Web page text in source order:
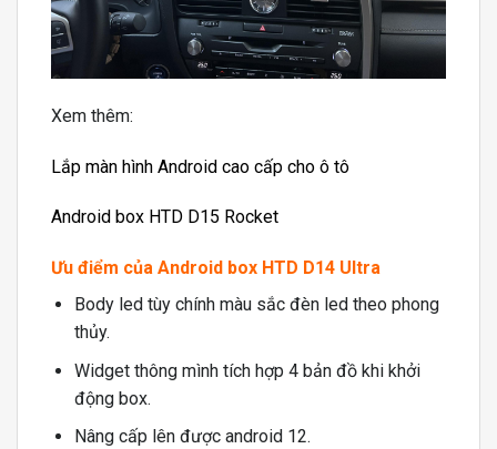
Xem thêm:
Lắp màn hình Android cao cấp cho ô tô
Android box HTD D15 Rocket
Ưu điểm của Android box HTD D14 Ultra
Body led tùy chính màu sắc đèn led theo phong
thủy.
Widget thông mình tích hợp 4 bản đồ khi khởi
động box.
Nâng cấp lên được android 12.